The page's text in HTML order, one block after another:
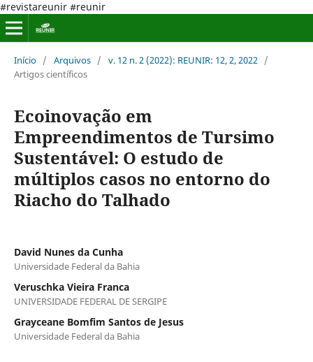
#revistareunir #reunir
Início / Arquivos / v. 12 n. 2 (2022): REUNIR: 12, 2, 2022 /
Artigos científicos
Ecoinovação em
Empreendimentos de Tursimo
Sustentável: O estudo de
múltiplos casos no entorno do
Riacho do Talhado
David Nunes da Cunha
Universidade Federal da Bahia
Veruschka Vieira Franca
UNIVERSIDADE FEDERAL DE SERGIPE
Grayceane Bomfim Santos de Jesus
Universidade Federal da Bahia